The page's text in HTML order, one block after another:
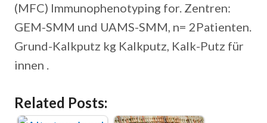
(MFC) Immunophenotyping for. Zentren:
GEM-SMM und UAMS-SMM, n= 2Patienten.
Grund-Kalkputz kg Kalkputz, Kalk-Putz für
innen .
Related Posts: